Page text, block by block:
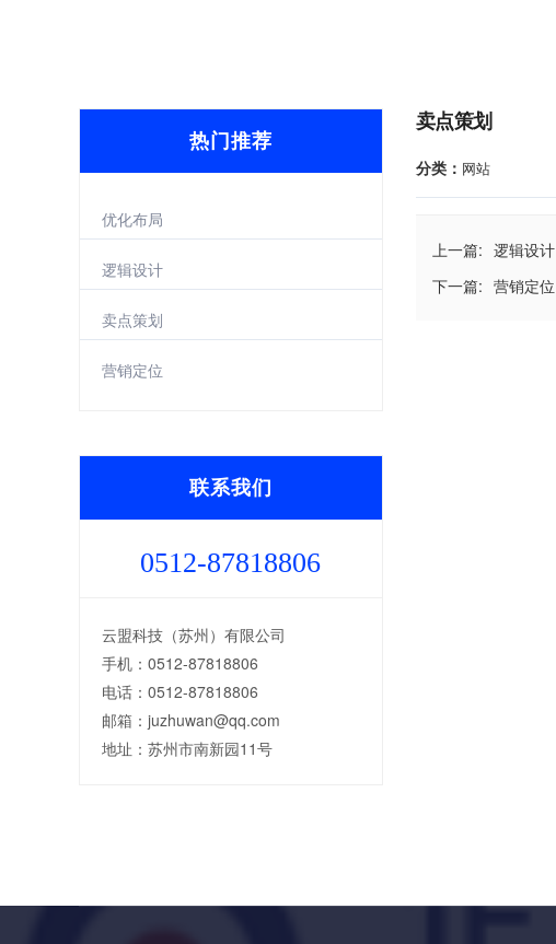
卖点策划
分类： 网站
上一篇: 逻辑设计
下一篇: 营销定位
热门推荐
优化布局
逻辑设计
卖点策划
营销定位
联系我们
0512-87818806
云盟科技（苏州）有限公司
手机：0512-87818806
电话：0512-87818806
邮箱：juzhuwan@qq.com
地址：苏州市南新园11号